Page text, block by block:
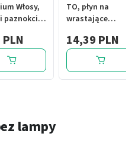
Włosy,
paznokcie
20szt
TO, płyn na
wrastające
14,39 PLN
lampy